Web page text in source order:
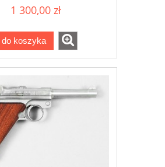
1 300,00 zł
do koszyka